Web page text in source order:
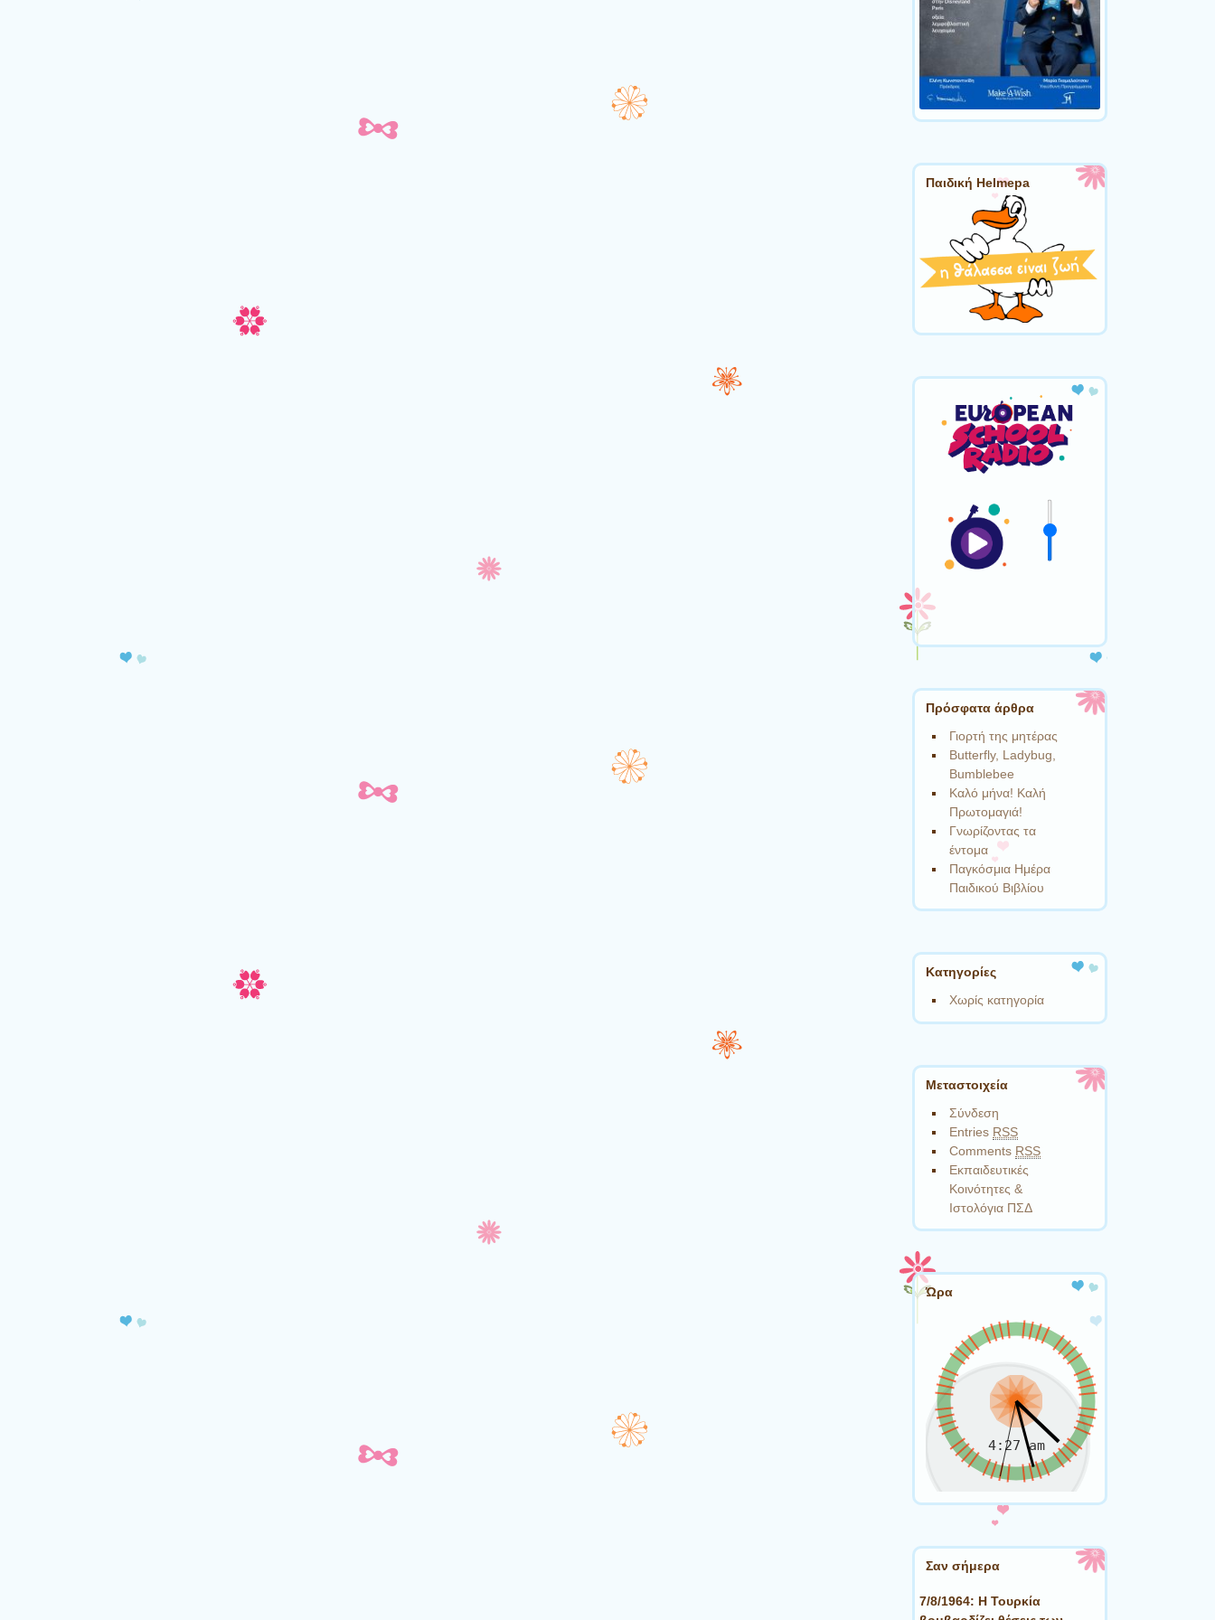
Παιδική Helmepa
Πρόσφατα άρθρα
Γιορτή της μητέρας
Butterfly, Ladybug,
Bumblebee
Καλό μήνα! Καλή
Πρωτομαγιά!
Γνωρίζοντας τα
έντομα
Παγκόσμια Ημέρα
Παιδικού Βιβλίου
Kατηγορίες
Χωρίς κατηγορία
Μεταστοιχεία
Σύνδεση
Entries RSS
Comments RSS
Εκπαιδευτικές
Κοινότητες &
Ιστολόγια ΠΣΔ
Ώρα
Σαν σήμερα
7/8/1964: Η Τουρκία